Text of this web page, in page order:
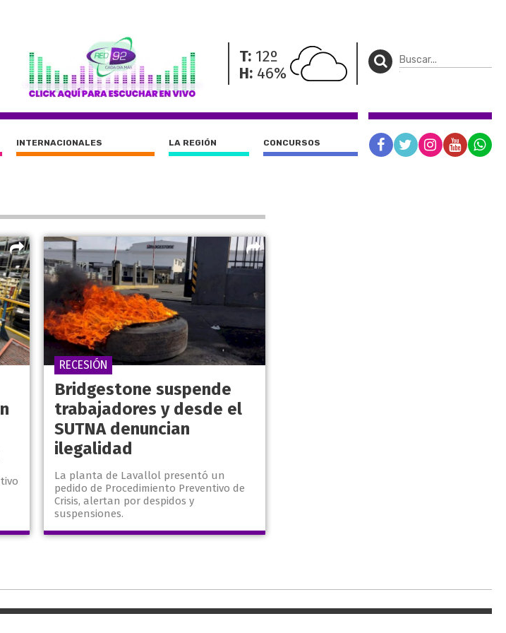
T: 12º
H: 46%
INTERNACIONALES LA REGIÓN CONCURSOS
Bridgestone suspende
trabajadores y desde el
SUTNA denuncian
ilegalidad
La planta de Lavallol presentó un
pedido de Procedimiento Preventivo de
Crisis, alertan por despidos y
suspensiones.
RECESIÓN